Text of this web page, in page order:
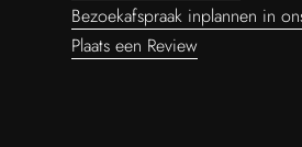
Bezoekafspraak inplannen in
Plaats een Review